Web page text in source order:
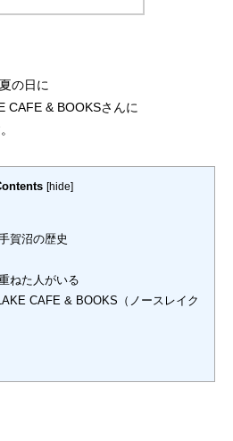
の日に
CAFE & BOOKSさんに
[hide]
賀沼の歴史
ねた人がいる
CAFE & BOOKS（ノースレイク